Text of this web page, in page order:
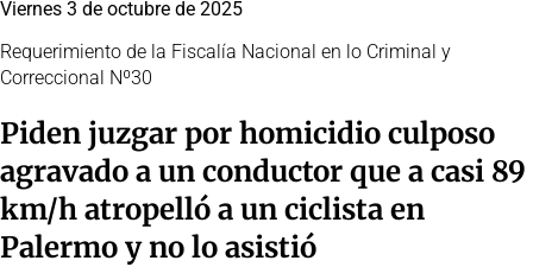
Viernes 3 de octubre de 2025
Requerimiento de la Fiscalía Nacional en lo Criminal y
Correccional Nº30
Piden juzgar por homicidio culposo
agravado a un conductor que a casi 89
km/h atropelló a un ciclista en
Palermo y no lo asistió